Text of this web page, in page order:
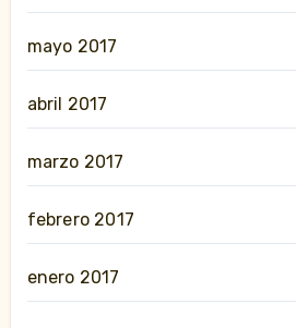
mayo 2017
abril 2017
marzo 2017
febrero 2017
enero 2017